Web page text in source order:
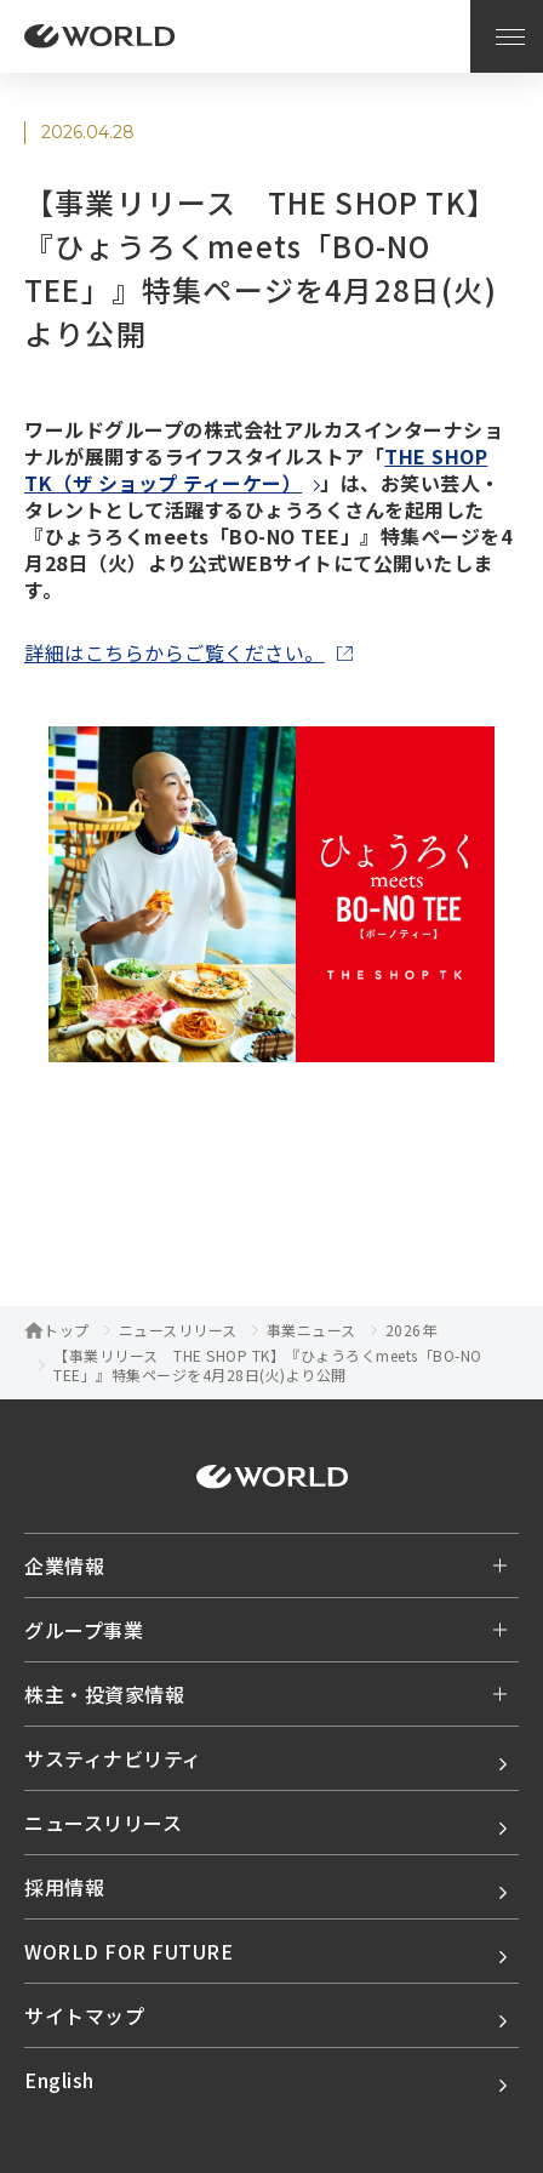
2026.04.28
【事業リリース THE SHOP TK】
『ひょうろくmeets「BO-NO
TEE」』特集ページを4月28日(火)
より公開
ワールドグループの株式会社アルカスインターナショ
ナルが展開するライフスタイルストア「THE SHOP
TK（ザ ショップ ティーケー）
」は、お笑い芸人・
タレントとして活躍するひょうろくさんを起用した
『ひょうろくmeets「BO-NO TEE」』特集ページを4
月28日（火）より公式WEBサイトにて公開いたしま
す。
詳細はこちらからご覧ください。
トップ ニュースリリース 事業ニュース
2026年
【事業リリース THE SHOP TK】『ひょうろくmeets「BO-NO
TEE」』特集ページを4月28日(火)より公開
企業情報
グループ事業
株主・投資家情報
サスティナビリティ
ニュースリリース
採用情報
WORLD FOR FUTURE
サイトマップ
English